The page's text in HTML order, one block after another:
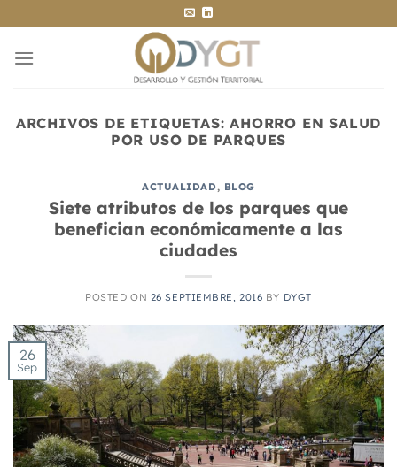
al
contenido
ARCHIVOS DE ETIQUETAS:AHORRO EN SALUD
POR USO DE PARQUES
ACTUALIDAD, BLOG
Siete atributos de los parques que
benefician económicamente a las
ciudades
POSTED ON 26 SEPTIEMBRE, 2016 BY DYGT
26
Sep